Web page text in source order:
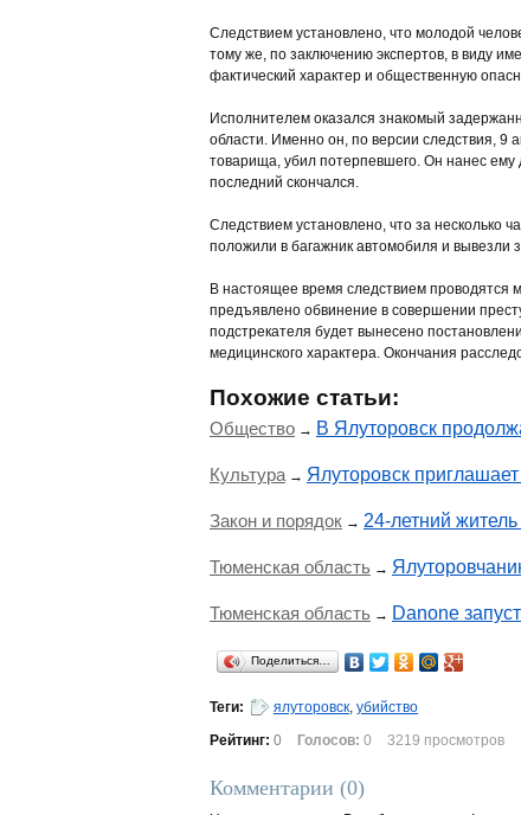
Следствием установлено, что молодой
тому же, по заключению экспертов, в виду
фактический характер и общественную
Исполнителем оказался знакомый
области. Именно он, по версии следствия, 9
товарища, убил потерпевшего. Он нанес
последний скончался.
Следствием установлено, что за несколько
положили в багажник автомобиля и вывезли
В настоящее время следствием
предъявлено обвинение в совершении
подстрекателя будет вынесено
медицинского характера. Окончания
Похожие статьи:
Общество → В Ялуторовск
Культура→ Ялуторовск
Закон и порядок → 24-летний
Тюменская область →
Тюменская область → Danone
Поделиться…
Теги: ялуторовск, убийство
Рейтинг: 0 Голосов: 0 3219 просмотров
Комментарии (0)